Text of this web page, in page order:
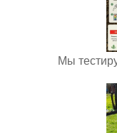
Мы